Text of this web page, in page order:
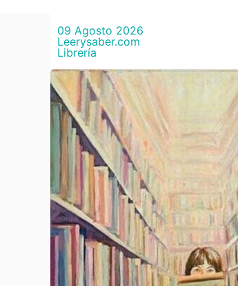
09 Agosto 2026
Leerysaber.com
Librería